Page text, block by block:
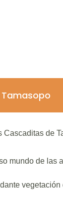
Tamasopo
de
mundo de las